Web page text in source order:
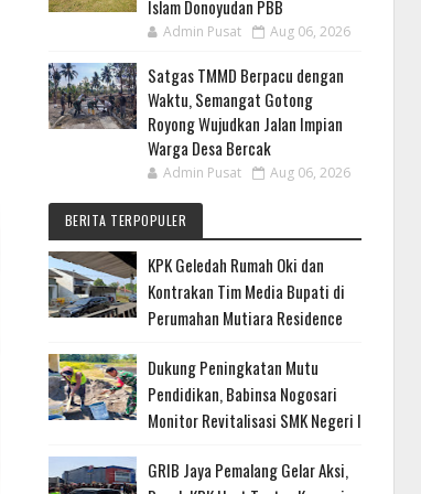
Islam Donoyudan PBB
Admin Pusat Aug 06, 2026
Satgas TMMD Berpacu dengan
Waktu, Semangat Gotong
Royong Wujudkan Jalan Impian
Warga Desa Bercak
Admin Pusat Aug 06, 2026
BERITA TERPOPULER
KPK Geledah Rumah Oki dan
Kontrakan Tim Media Bupati di
Perumahan Mutiara Residence
Dukung Peningkatan Mutu
Pendidikan, Babinsa Nogosari
Monitor Revitalisasi SMK Negeri I
GRIB Jaya Pemalang Gelar Aksi,